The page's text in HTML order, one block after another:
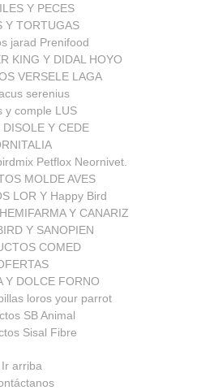
Y PECES
Y TORTUGAS
jarad Prenifood
KING Y DIDAL HOYO
VERSELE LAGA
serenius
y comple LUS
DISOLE Y CEDE
Petflox Neornivet.
MOLDE AVES
LOR Y Happy Bird
Y CANARIZ
Y SANOPIEN
COMED
Y DOLCE FORNO
loros your parrot
SB Animal
Sisal Fibre
Ir arriba